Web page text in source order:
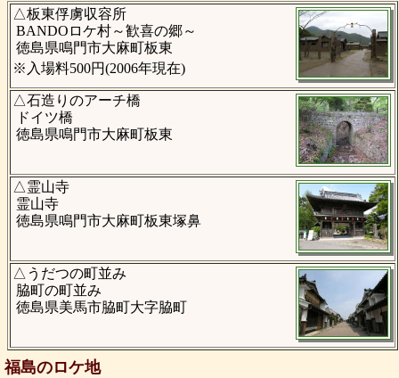
△板東俘虜収容所
BANDOロケ村～歓喜の郷～
徳島県鳴門市大麻町板東
※入場料500円(2006年現在)
△石造りのアーチ橋
ドイツ橋
徳島県鳴門市大麻町板東
△霊山寺
霊山寺
徳島県鳴門市大麻町板東塚鼻
△うだつの町並み
脇町の町並み
徳島県美馬市脇町大字脇町
福島のロケ地